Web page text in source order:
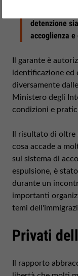
detenzione
accoglienza
Il garante è
identificazione ed
diversamente
Ministero degli
condizioni e
Il risultato di
cosa accade a
sul sistema di
espulsione, è stato
durante un
importanti
temi
Privati
Il rapporto